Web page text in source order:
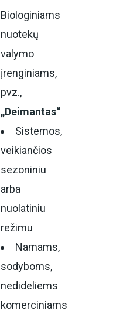
Biologiniams
nuotekų
valymo
įrenginiams,
pvz.,
„Deimantas“
Sistemos,
veikiančios
sezoniniu
arba
nuolatiniu
režimu
Namams,
sodyboms,
nedideliems
komerciniams